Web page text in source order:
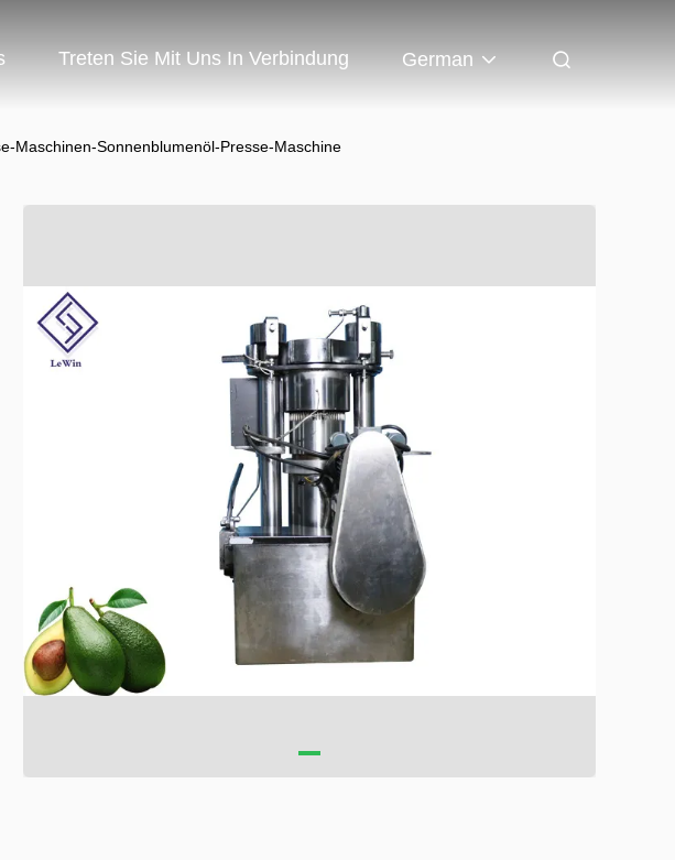
Treten Sie Mit Uns In Verbindung German
Maschinen-Sonnenblumenöl-Presse-Maschine